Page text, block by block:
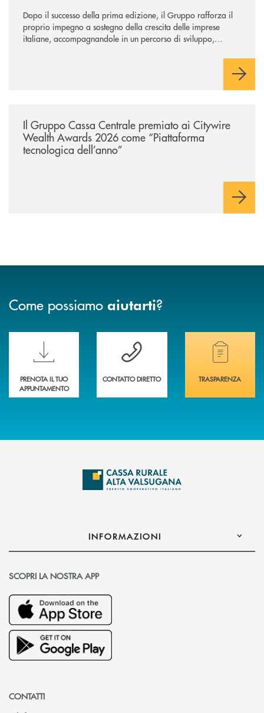
Dopo il successo della prima edizione, il Gruppo rafforza il
proprio impegno a sostegno della crescita delle imprese
italiane, accompagnandole in un percorso di sviluppo,
Il Gruppo Cassa Centrale premiato ai Citywire
Wealth Awards 2026 come “Piattaforma
tecnologica dell’anno”
Come possiamo aiutarti?
Scopri le funzionalità della nuova PRENOTA BANCA
PRENOTA IL TUO
APPUNTAMENTO
Hai bisogno di assistenza immediata?
CONTATTO DIRETTO
Hai bisogno di
TRASPARENZA
INFORMAZIONI
SCOPRI LA NOSTRA APP
CONTATTI